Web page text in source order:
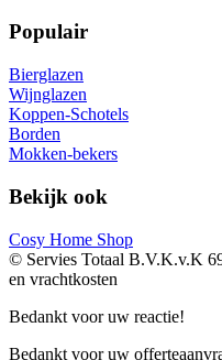
Populair
Bierglazen
Wijnglazen
Koppen-Schotels
Borden
Mokken-bekers
Bekijk ook
Cosy Home Shop
© Servies Totaal B.V.K.v.K
en vrachtkosten
Bedankt voor uw reactie!
Bedankt voor uw